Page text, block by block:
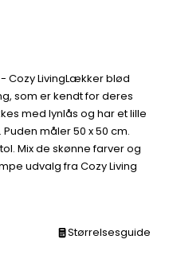
Cozy LivingLækker blød
som er kendt for deres
med lynlås og har et lille
måler 50 x 50 cm.
Mix de skønne farver og
udvalg fra Cozy Living
Størrelsesguide